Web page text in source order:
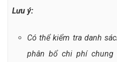
Lưu ý:
Có thể kiểm tra danh
phân bổ chi phí